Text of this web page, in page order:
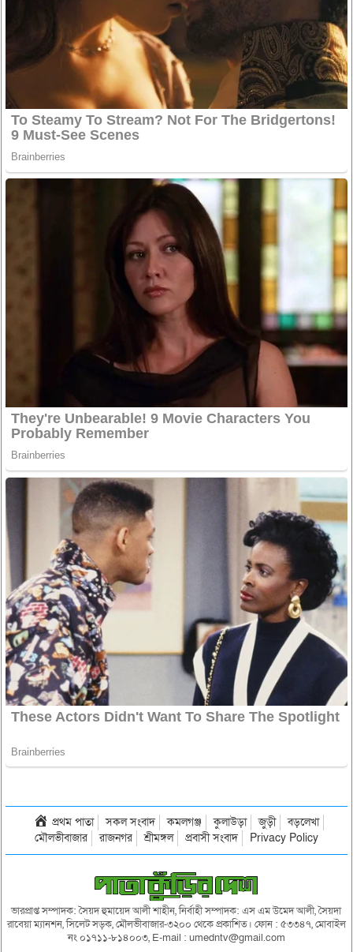
প্রথম পাতা সকল সংবাদ কমলগঞ্জ কুলাউড়া জুড়ী
বড়লেখা
মৌলভীবাজার
রাজনগর শ্রীমঙ্গল প্রবাসী সংবাদ Privacy Policy
ভারপ্রাপ্ত সম্পাদক: সৈয়দ হুমায়েদ আলী শাহীন, নির্বাহী সম্পাদক: এস এম উমেদ আলী, সৈয়দা
রাবেয়া ম্যানশন, সিলেট সড়ক, মৌলভীবাজার-৩২০০ থেকে প্রকাশিত। ফোন : ৫৩৩৪৭, মোবাইল
নং ০১৭১১-৮১৪০০৩, E-mail : umedntv@gmail.com